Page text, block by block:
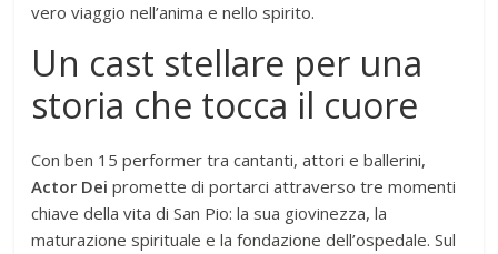
vero viaggio nell’anima e nello spirito.
Un cast stellare per una
storia che tocca il cuore
Con ben 15 performer tra cantanti, attori e ballerini,
Actor Dei promette di portarci attraverso tre momenti
chiave della vita di San Pio: la sua giovinezza, la
maturazione spirituale e la fondazione dell’ospedale. Sul